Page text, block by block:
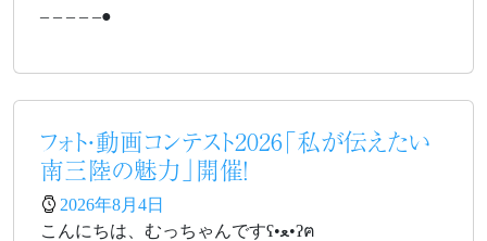
– – – – –●
フォト・動画コンテスト2026「私が伝えたい
南三陸の魅力」開催！
2026年8月4日
こんにちは、むっちゃんですʕ•ﻌ•ʔฅ